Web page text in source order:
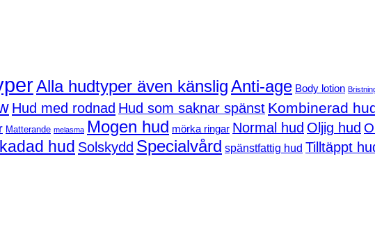
Alla hudtyper även känsligAnti-age Body lotion
Hud med rodnad Hud som saknar spänst Kombinerad
Matterande melasma Mogen hud mörka ringar Normal hud Oljig hud
hud Solskydd Specialvård spänstfattig hud Tilltäppt